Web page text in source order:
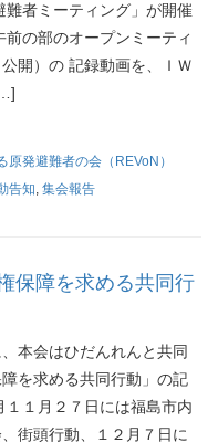
難者ミーティング」が開催
の部のオープンミーティ
開）の 記録動画を、ＩＷ
原発避難者の会（REVoN）
告知 集会報告
保障を求める共同行
本会はひだんれんと共同
を求める共同行動」の記
１月２７日には福島市内
街頭行動、１２月７日に